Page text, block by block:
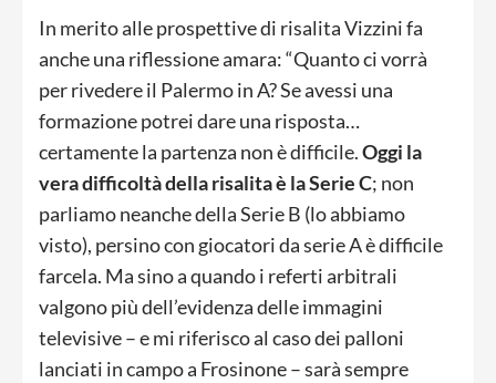
In merito alle prospettive di risalita Vizzini fa
anche una riflessione amara: “Quanto ci vorrà
per rivedere il Palermo in A? Se avessi una
formazione potrei dare una risposta…
certamente la partenza non è difficile.Oggi la
vera difficoltà della risalita è la Serie C; non
parliamo neanche della Serie B (lo abbiamo
visto), persino con giocatori da serie A è difficile
farcela. Ma sino a quando i referti arbitrali
valgono più dell’evidenza delle immagini
televisive – e mi riferisco al caso dei palloni
lanciati in campo a Frosinone – sarà sempre